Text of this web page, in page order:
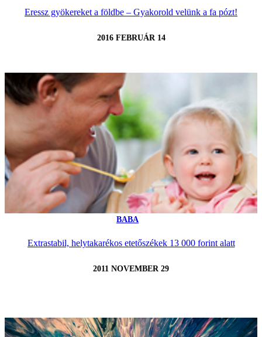
Eressz gyökereket a földbe – Gyakorold velünk a fa pózt!
2016 FEBRUÁR 14
BABA
Extrastabil, helytakarékos etetőszékek 13 000 forint alatt
2011 NOVEMBER 29